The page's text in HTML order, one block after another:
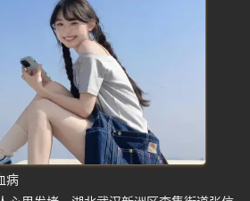
病